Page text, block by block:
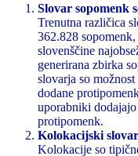
Slovar sopomenk
Trenutna različica
362.828
slovenščine
generirana zbirka
slovarja so
dodane
uporabniki
protipomenk.
Kolokacijski
Kolokacije so